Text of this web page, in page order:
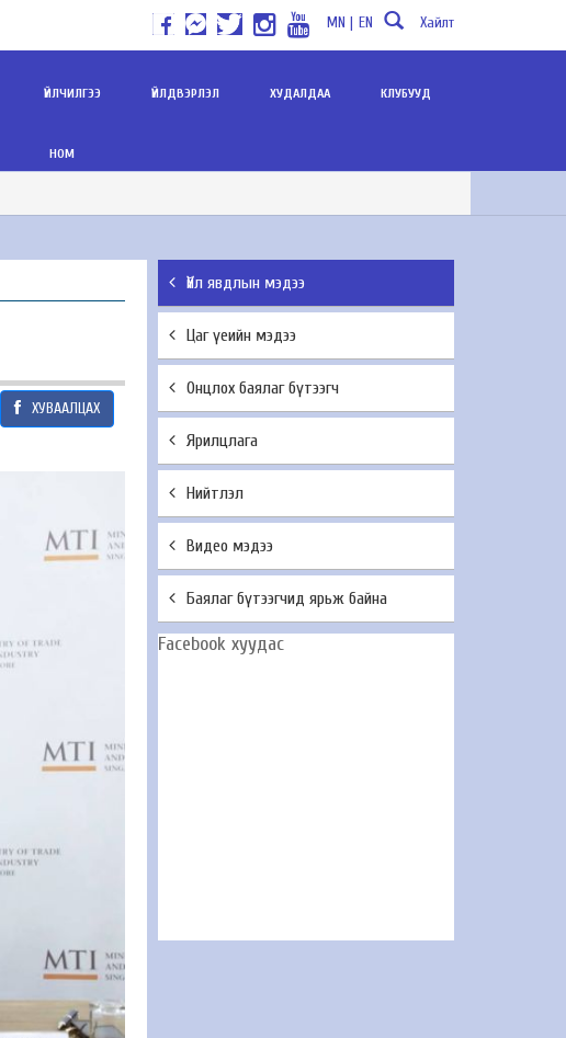
MN | EN Хайлт
ҮЙЛЧИЛГЭЭ ҮЙЛДВЭРЛЭЛ ХУДАЛДАА КЛУБУУД
НОМ
ХУВААЛЦАХ
Үйл явдлын мэдээ
Цаг үеийн мэдээ
Онцлох баялаг бүтээгч
Ярилцлага
Нийтлэл
Видео мэдээ
Баялаг бүтээгчид ярьж байна
Facebook хуудас